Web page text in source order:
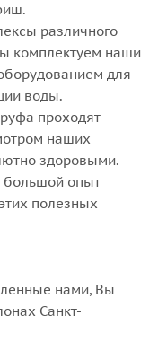
различного
комплектуем наши
для
воды.
проходят
наших
здоровыми.
большой опыт
полезных
нами, Вы
Санкт-